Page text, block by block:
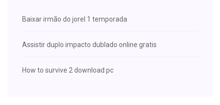
Baixar irmão do jorel 1 temporada
Assistir duplo impacto dublado online gratis
How to survive 2 download pc